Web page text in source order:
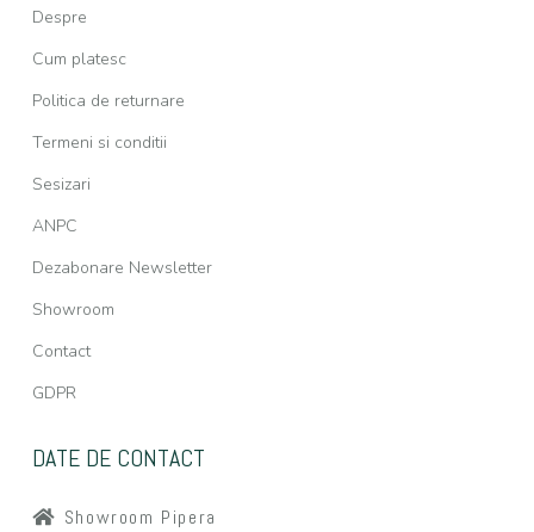
Despre
Cum platesc
Politica de returnare
Termeni si conditii
Sesizari
ANPC
Dezabonare Newsletter
Showroom
Contact
GDPR
DATE DE CONTACT
Showroom Pipera